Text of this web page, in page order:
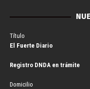
Título
El Fuerte Diario
Registro DNDA en trámite
Domicilio